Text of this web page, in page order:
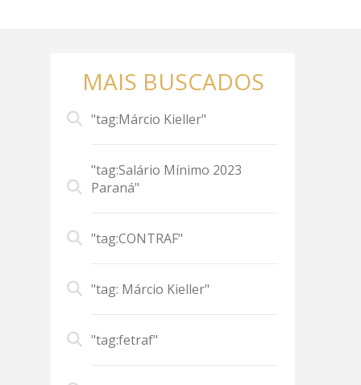
MAIS BUSCADOS
"tag:Márcio Kieller"
"tag:Salário Mínimo 2023
Paraná"
"tag:CONTRAF"
"tag: Márcio Kieller"
"tag:fetraf"